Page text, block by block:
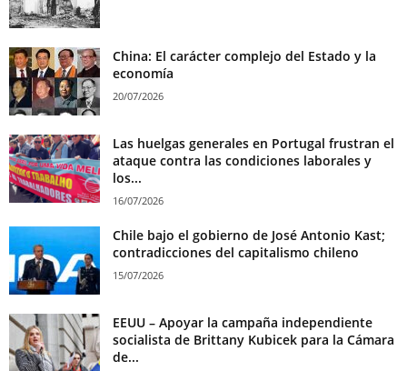
China: El carácter complejo del Estado y la
economía
20/07/2026
Las huelgas generales en Portugal frustran el
ataque contra las condiciones laborales y
los...
16/07/2026
Chile bajo el gobierno de José Antonio Kast;
contradicciones del capitalismo chileno
15/07/2026
EEUU – Apoyar la campaña independiente
socialista de Brittany Kubicek para la Cámara
de...